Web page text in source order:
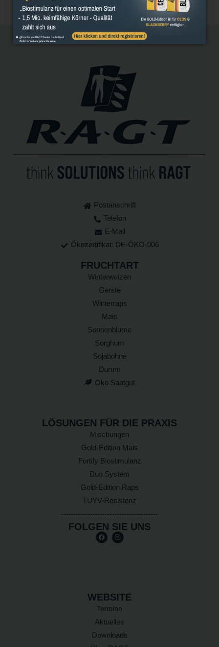
Postanschrift
Telefon
E-Mail
Ökozertifikat: DE-ÖKO-006
FRUCHTART
Winterweizen
Gerste
Winterraps
Mais
Sonnenblume
Sorghum
Sojabohne
Durum
Oko Saatgut
LÖSUNGEN FÜR DIE PRAXIS
Mischungen
Gold-Edition Mais
Fortify Biostimulanz
Duo System
Gold-Edition Raps
TUYV-Resistenz
FOLGEN SIE UNS
WEBSITE
Termine
Aktuelles
Downloads